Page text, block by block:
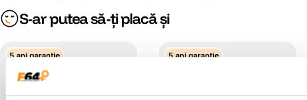
S-ar putea să-ți placă și
5 ani garantie 5 ani garantie